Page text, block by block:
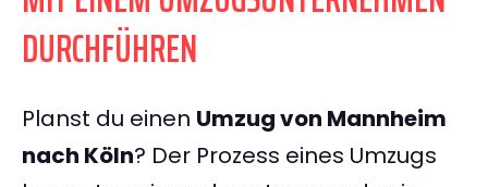
DURCHFÜHREN
Planst du einen Umzug von Mannheim
nach Köln? Der Prozess eines Umzugs